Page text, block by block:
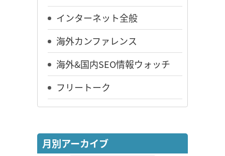
インターネット全般
海外カンファレンス
海外&国内SEO情報ウォッチ
フリートーク
月別アーカイブ